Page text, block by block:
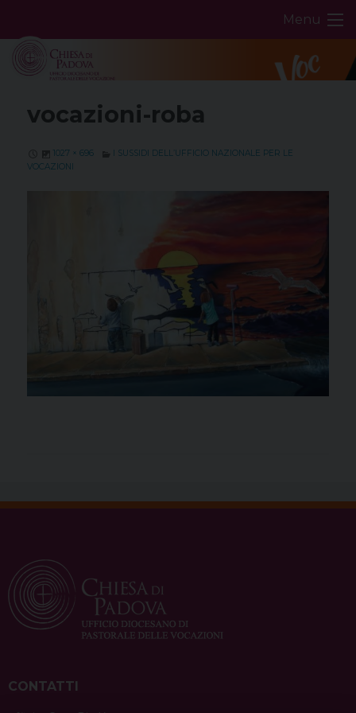
content
Menu
vocazioni-roba
1027 × 696
I SUSSIDI DELL’UFFICIO NAZIONALE PER LE
VOCAZIONI
CONTATTI